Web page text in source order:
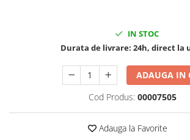
IN STOC
Durata de livrare: 24h, direct la
ADAUGA IN
Cod Produs: 00007505
Adauga la Favorite